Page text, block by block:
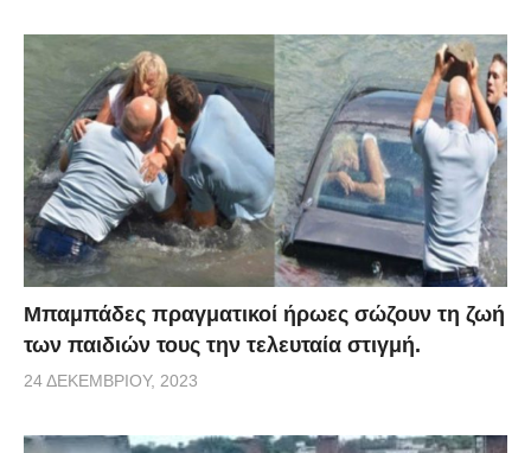
Μπαμπάδες πραγματικοί ήρωες σώζουν τη ζωή
των παιδιών τους την τελευταία στιγμή.
24 ΔΕΚΕΜΒΡΊΟΥ, 2023